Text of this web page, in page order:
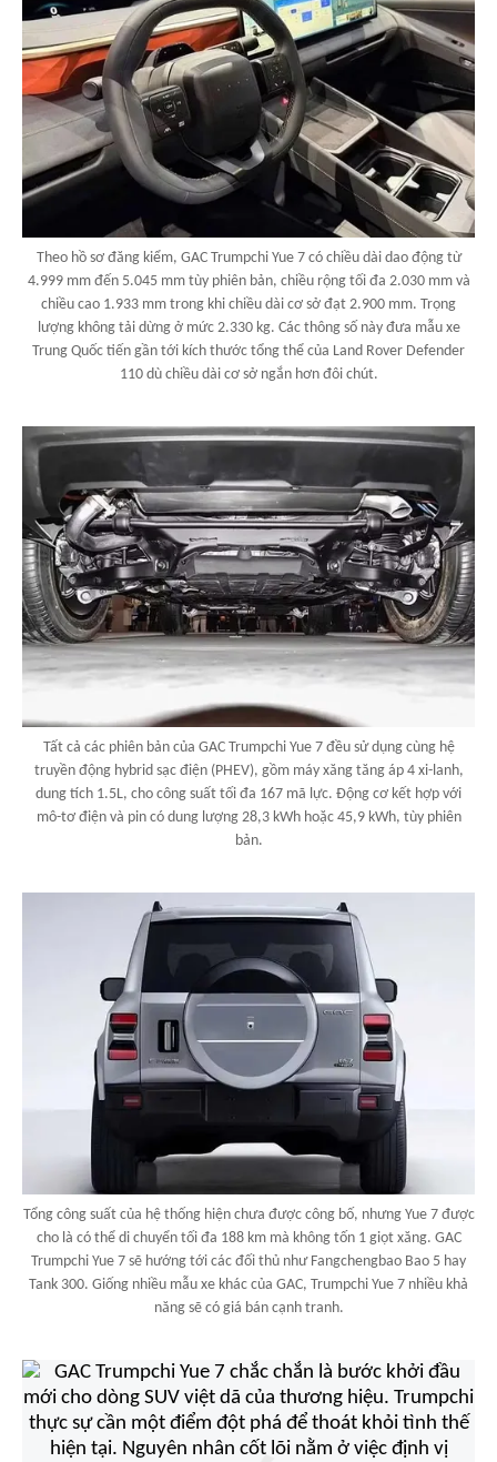
Theo hồ sơ đăng kiểm, GAC Trumpchi Yue 7 có chiều dài dao động từ
4.999 mm đến 5.045 mm tùy phiên bản, chiều rộng tối đa 2.030 mm và
chiều cao 1.933 mm trong khi chiều dài cơ sở đạt 2.900 mm. Trọng
lượng không tải dừng ở mức 2.330 kg. Các thông số này đưa mẫu xe
Trung Quốc tiến gần tới kích thước tổng thể của Land Rover Defender
110 dù chiều dài cơ sở ngắn hơn đôi chút.
Tất cả các phiên bản của GAC Trumpchi Yue 7 đều sử dụng cùng hệ
truyền động hybrid sạc điện (PHEV), gồm máy xăng tăng áp 4 xi-lanh,
dung tích 1.5L, cho công suất tối đa 167 mã lực. Động cơ kết hợp với
mô-tơ điện và pin có dung lượng 28,3 kWh hoặc 45,9 kWh, tùy phiên
bản.
Tổng công suất của hệ thống hiện chưa được công bố, nhưng Yue 7 được
cho là có thể di chuyển tối đa 188 km mà không tốn 1 giọt xăng. GAC
Trumpchi Yue 7 sẽ hướng tới các đối thủ như Fangchengbao Bao 5 hay
Tank 300. Giống nhiều mẫu xe khác của GAC, Trumpchi Yue 7 nhiều khả
năng sẽ có giá bán cạnh tranh.